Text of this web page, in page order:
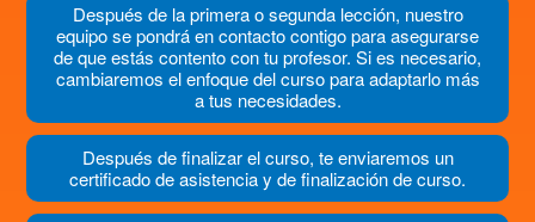
Después de la primera o segunda lección, nuestro
equipo se pondrá en contacto contigo para asegurarse
de que estás contento con tu profesor. Si es necesario,
cambiaremos el enfoque del curso para adaptarlo más
a tus necesidades.
Después de finalizar el curso, te enviaremos un
certificado de asistencia y de finalización de curso.